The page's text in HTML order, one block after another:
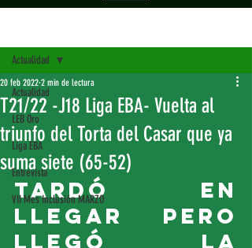
Actualidad
LEB Oro
Liga EBA
Entrevista
VII Mes Inclusión MARZO
Actualidad
T21/22 -J18 Liga EBA- Vuelta al
triunfo del Torta del Casar que ya
suma siete (65-52)
20 feb 2022 2 min de lectura
Tardó en
llegar pero
llegó la